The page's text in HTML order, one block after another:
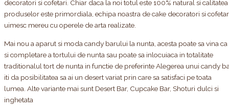
decoratori si cofetari. Chiar daca la noi totul este 100% natural si calitatea
produselor este primordiala, echipa noastra de cake decoratori si
uimesc mereu cu operele de arta realizate.
Mai nou a aparut si moda candy barului la nunta, acesta poate sa vina ca
si completare a tortului de nunta sau poate sa inlocuiaca in totalitate
traditionalul tort de nunta in functie de preferinte Alegerea unui candy
iti da posibilitatea sa ai un desert variat prin care sa satisfaci pe toata
lumea. Alte variante mai sunt Desert Bar, Cupcake Bar, Shoturi dulci si
inghetata